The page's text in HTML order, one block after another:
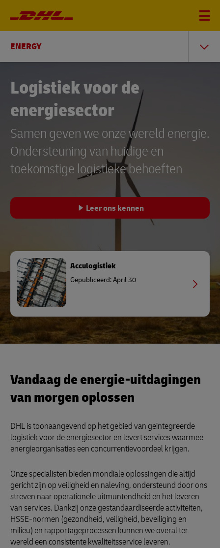
ENERGY
Logistiek voor de
energiesector
Samen geven we onze wereld energie.
Ondersteuning van huidige en
toekomstige logistieke behoeften
Leer ons kennen
Acculogistiek
Gepubliceerd: April 30
Vandaag de energie-uitdagingen
van morgen oplossen
DHL is toonaangevend op het gebied van geïntegreerde
logistiek voor de energiesector en levert services waarmee
energieorganisaties een concurrentievoordeel krijgen.
Onze specialisten bieden mondiale oplossingen die altijd
gericht zijn op veiligheid en naleving, ondersteund door ons
streven naar operationele uitmuntendheid en het leveren
van services. Dankzij onze gestandaardiseerde activiteiten,
HSSE-normen (gezondheid, veiligheid, beveiliging en
milieu) en rapportageprocessen kunnen we overal ter
wereld een consistente kwaliteitsservice leveren.